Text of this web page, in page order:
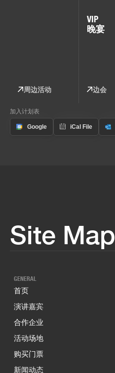
周边活动
VIP
晚宴
边会
加入计划表
Site Map
GENERAL
首页
演讲嘉宾
合作企业
活动场地
购买门票
新闻动态